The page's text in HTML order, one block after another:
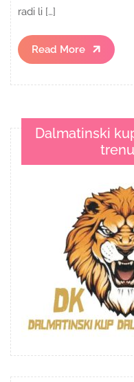
radi li […]
Read More
Read
More
Dalmatinski